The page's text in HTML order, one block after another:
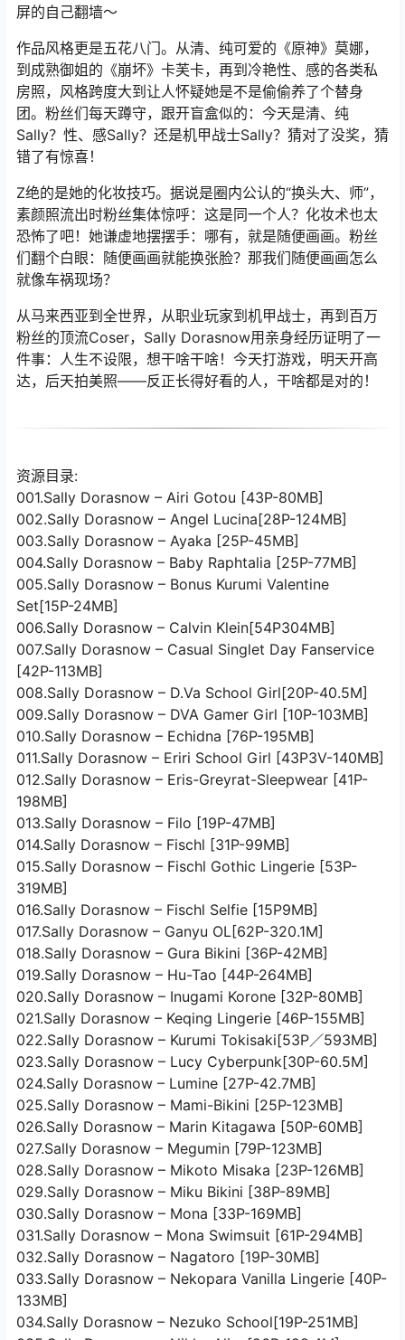
屏的自己翻墙～
作品风格更是五花八门。从清、纯可爱的《原神》莫娜，
到成熟御姐的《崩坏》卡芙卡，再到冷艳性、感的各类私
房照，风格跨度大到让人怀疑她是不是偷偷养了个替身
团。粉丝们每天蹲守，跟开盲盒似的：今天是清、纯
Sally？性、感Sally？还是机甲战士Sally？猜对了没奖，猜
错了有惊喜！
Z绝的是她的化妆技巧。据说是圈内公认的“换头大、师”，
素颜照流出时粉丝集体惊呼：这是同一个人？化妆术也太
恐怖了吧！她谦虚地摆摆手：哪有，就是随便画画。粉丝
们翻个白眼：随便画画就能换张脸？那我们随便画画怎么
就像车祸现场？
从马来西亚到全世界，从职业玩家到机甲战士，再到百万
粉丝的顶流Coser，Sally Dorasnow用亲身经历证明了一
件事：人生不设限，想干啥干啥！今天打游戏，明天开高
达，后天拍美照——反正长得好看的人，干啥都是对的！
资源目录:
001.Sally Dorasnow – Airi Gotou [43P-80MB]
002.Sally Dorasnow – Angel Lucina[28P-124MB]
003.Sally Dorasnow – Ayaka [25P-45MB]
004.Sally Dorasnow – Baby Raphtalia [25P-77MB]
005.Sally Dorasnow – Bonus Kurumi Valentine
Set[15P-24MB]
006.Sally Dorasnow – Calvin Klein[54P304MB]
007.Sally Dorasnow – Casual Singlet Day Fanservice
[42P-113MB]
008.Sally Dorasnow – D.Va School Girl[20P-40.5M]
009.Sally Dorasnow – DVA Gamer Girl [10P-103MB]
010.Sally Dorasnow – Echidna [76P-195MB]
011.Sally Dorasnow – Eriri School Girl [43P3V-140MB]
012.Sally Dorasnow – Eris-Greyrat-Sleepwear [41P-
198MB]
013.Sally Dorasnow – Filo [19P-47MB]
014.Sally Dorasnow – Fischl [31P-99MB]
015.Sally Dorasnow – Fischl Gothic Lingerie [53P-
319MB]
016.Sally Dorasnow – Fischl Selfie [15P9MB]
017.Sally Dorasnow – Ganyu OL[62P-320.1M]
018.Sally Dorasnow – Gura Bikini [36P-42MB]
019.Sally Dorasnow – Hu-Tao [44P-264MB]
020.Sally Dorasnow – Inugami Korone [32P-80MB]
021.Sally Dorasnow – Keqing Lingerie [46P-155MB]
022.Sally Dorasnow – Kurumi Tokisaki[53P／593MB]
023.Sally Dorasnow – Lucy Cyberpunk[30P-60.5M]
024.Sally Dorasnow – Lumine [27P-42.7MB]
025.Sally Dorasnow – Mami-Bikini [25P-123MB]
026.Sally Dorasnow – Marin Kitagawa [50P-60MB]
027.Sally Dorasnow – Megumin [79P-123MB]
028.Sally Dorasnow – Mikoto Misaka [23P-126MB]
029.Sally Dorasnow – Miku Bikini [38P-89MB]
030.Sally Dorasnow – Mona [33P-169MB]
031.Sally Dorasnow – Mona Swimsuit [61P-294MB]
032.Sally Dorasnow – Nagatoro [19P-30MB]
033.Sally Dorasnow – Nekopara Vanilla Lingerie [40P-
133MB]
034.Sally Dorasnow – Nezuko School[19P-251MB]